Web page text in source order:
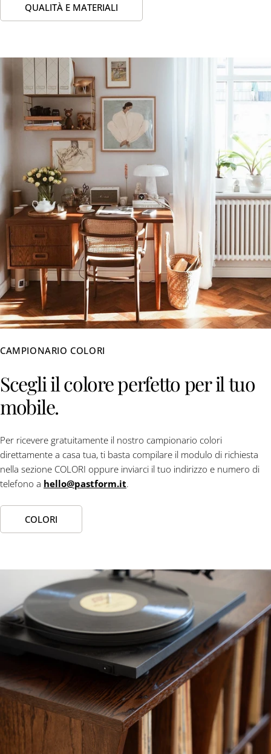
QUALITÀ E MATERIALI
CAMPIONARIO COLORI
Scegli il colore perfetto per il tuo
mobile.
Per ricevere gratuitamente il nostro campionario colori
direttamente a casa tua, ti basta compilare il modulo di richiesta
nella sezione COLORI oppure inviarci il tuo indirizzo e numero di
telefono a hello@pastform.it.
COLORI